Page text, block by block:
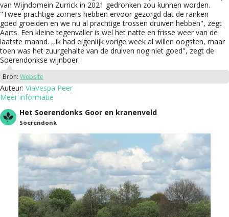
van Wijndomein Zurrick in 2021 gedronken zou kunnen worden.
"Twee prachtige zomers hebben ervoor gezorgd dat de ranken
goed groeiden en we nu al prachtige trossen druiven hebben", zegt
Aarts. Een kleine tegenvaller is wel het natte en frisse weer van de
laatste maand. ,,Ik had eigenlijk vorige week al willen oogsten, maar
toen was het zuurgehalte van de druiven nog niet goed", zegt de
Soerendonkse wijnboer.
Bron: Website
Auteur: ViaVespa Peer
Meer informatie
Het Soerendonks Goor en kranenveld
Soerendonk